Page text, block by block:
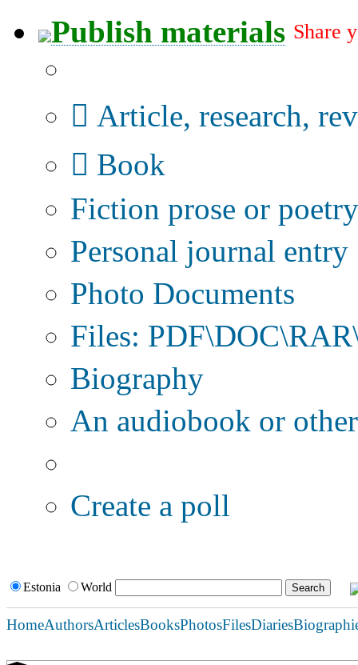
Publish materials Share
Article, research,
Book
Fiction prose or poetry
Personal journal entry
Photo Documents
Files:
Biography
An audiobook or
Create a poll
Estonia World
HomeAuthorsArticlesBooksPhotosFilesDiaries